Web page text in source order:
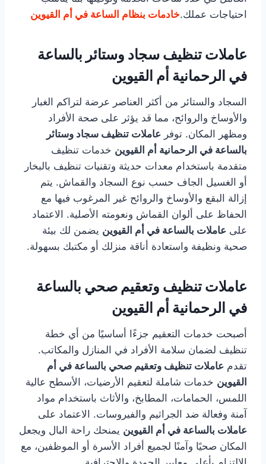
احتياجات عملك.خادمات بنظام الساعة في أم القيوين
عاملات تنظيف سجاد وستائر بالساعة
في الرحمانية أم القيوين
السجاد والستائر من أكثر العناصر عرضة لتراكم الغبار
والأوساخ والروائح، مما قد يؤثر على صحة الأفراد
ومظهر المكان. توفر عاملات تنظيف سجاد وستائر
بالساعة في الرحمانية أم القيوين خدمات تنظيف
متقدمة باستخدام معدات حديثة وتقنيات تنظيف بالبخار
أو الغسيل الجاف حسب نوع السجاد والقماش. يتم
إزالة البقع والأوساخ والروائح غير المرغوب فيها مع
الحفاظ على ألوان القماش ونعومته الأصلية. الاعتماد
على عاملات بالساعة في أم القيوين يضمن لك بيئة
صحية ونظيفة واستعادة أناقة منزلك أو مكتبك بسهولة.
عاملات تنظيف وتعقيم صحي بالساعة
في الرحمانية أم القيوين
أصبحت خدمات التعقيم جزءًا أساسيًا من أي خطة
تنظيف لضمان سلامة الأفراد في المنازل والمكاتب.
تقدم عاملات تنظيف وتعقيم صحي بالساعة في أم
القيوين خدمات شاملة لتعقيم الأرضيات، الأسطح عالية
اللمس، الحمامات، المطابخ، والأثاث باستخدام مواد
آمنة وفعالة ضد الجراثيم والفيروسات. الاعتماد على
عاملات بالساعة في أم القيوين يمنحك راحة البال ويجعل
المكان صحيًا وآمنًا لجميع أفراد الأسرة أو الموظفين، مع